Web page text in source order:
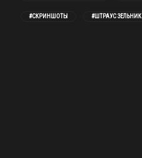
#СКРИНШОТЫ #ШТРАУС ЗЕЛЬНИК